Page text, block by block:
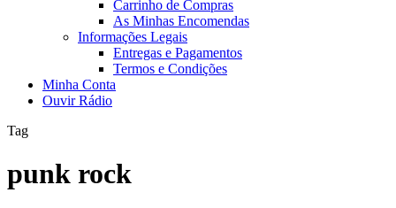
Carrinho de Compras
As Minhas Encomendas
Informações Legais
Entregas e Pagamentos
Termos e Condições
Minha Conta
Ouvir Rádio
Tag
punk rock